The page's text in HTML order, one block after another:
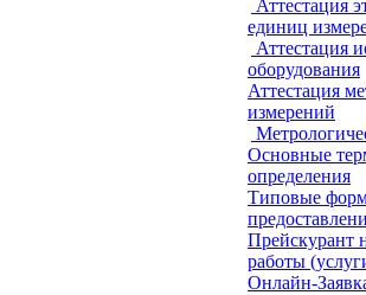
Аттестация
единиц
Аттестация
оборудования
Аттестация
измерений
Основные
определения
Типовые
Прейскурант
работы
Онлайн-